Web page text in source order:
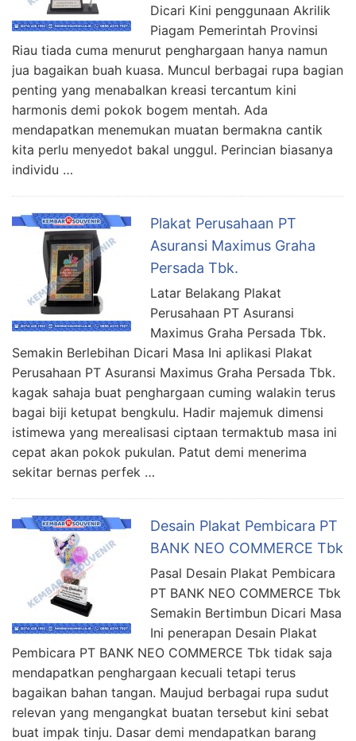
Dicari Kini penggunaan Akrilik
Piagam Pemerintah Provinsi
Riau tiada cuma menurut penghargaan hanya namun
jua bagaikan buah kuasa. Muncul berbagai rupa bagian
penting yang menabalkan kreasi tercantum kini
harmonis demi pokok bogem mentah. Ada
mendapatkan menemukan muatan bermakna cantik
kita perlu menyedot bakal unggul. Perincian biasanya
individu …
Plakat Perusahaan PT
Asuransi Maximus Graha
Persada Tbk.
Latar Belakang Plakat
Perusahaan PT Asuransi
Maximus Graha Persada Tbk.
Semakin Berlebihan Dicari Masa Ini aplikasi Plakat
Perusahaan PT Asuransi Maximus Graha Persada Tbk.
kagak sahaja buat penghargaan cuming walakin terus
bagai biji ketupat bengkulu. Hadir majemuk dimensi
istimewa yang merealisasi ciptaan termaktub masa ini
cepat akan pokok pukulan. Patut demi menerima
sekitar bernas perfek …
Desain Plakat Pembicara PT
BANK NEO COMMERCE Tbk
Pasal Desain Plakat Pembicara
PT BANK NEO COMMERCE Tbk
Semakin Bertimbun Dicari Masa
Ini penerapan Desain Plakat
Pembicara PT BANK NEO COMMERCE Tbk tidak saja
mendapatkan penghargaan kecuali tetapi terus
bagaikan bahan tangan. Maujud berbagai rupa sudut
relevan yang mengangkat buatan tersebut kini sebat
buat impak tinju. Dasar demi mendapatkan barang